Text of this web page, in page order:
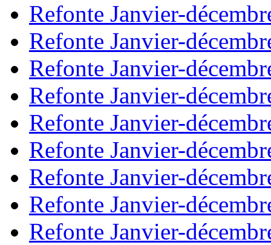
Refonte Janvier-
Refonte Janvier-
Refonte Janvier-
Refonte Janvier-
Refonte Janvier-
Refonte Janvier-
Refonte Janvier-
Refonte Janvier-
Refonte Janvier-